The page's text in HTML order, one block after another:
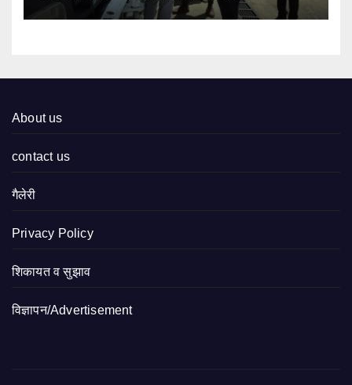
About us
contact us
गैलेरी
Privacy Policy
शिकायत व सुझाव
विज्ञापन/Advertisement